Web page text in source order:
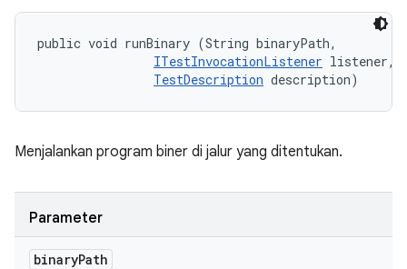
public void runBinary (String binaryPath,
ITestInvocationListener listener,
TestDescription description)
Menjalankan program biner di jalur yang ditentukan.
Parameter
binaryPath